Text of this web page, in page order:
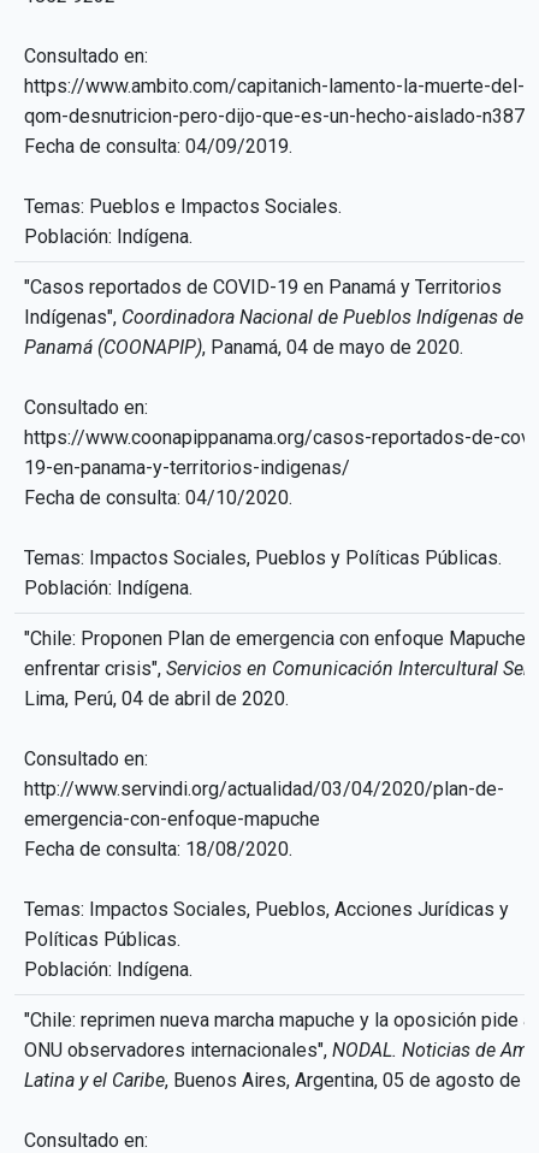
Consultado en:
https://www.ambito.com/capitanich-lamento-la-muerte-del-
qom-desnutricion-pero-dijo-que-es-un-hecho-aislado-
Fecha de consulta: 04/09/2019.
Temas: Pueblos e Impactos Sociales.
Población: Indígena.
"Casos reportados de COVID-19 en Panamá y Territorios
Indígenas", Coordinadora Nacional de Pueblos Indígenas de
Panamá (COONAPIP), Panamá, 04 de mayo de 2020.
Consultado en:
https://www.coonapippanama.org/casos-reportados-de-
19-en-panama-y-territorios-indigenas/
Fecha de consulta: 04/10/2020.
Temas: Impactos Sociales, Pueblos y Políticas Públicas.
Población: Indígena.
"Chile: Proponen Plan de emergencia con enfoque Mapuche
enfrentar crisis", Servicios en Comunicación Intercultural
Lima, Perú, 04 de abril de 2020.
Consultado en:
http://www.servindi.org/actualidad/03/04/2020/plan-de-
emergencia-con-enfoque-mapuche
Fecha de consulta: 18/08/2020.
Temas: Impactos Sociales, Pueblos, Acciones Jurídicas y
Políticas Públicas.
Población: Indígena.
"Chile: reprimen nueva marcha mapuche y la oposición pide a
ONU observadores internacionales", NODAL. Noticias de
Latina y el Caribe, Buenos Aires, Argentina, 05 de agosto de
Consultado en: